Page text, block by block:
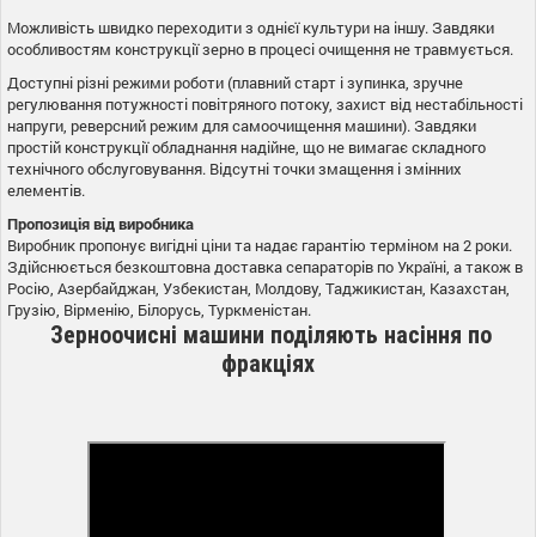
Можливість швидко переходити з однієї культури на іншу. Завдяки
особливостям конструкції зерно в процесі очищення не травмується.
Доступні різні режими роботи (плавний старт і зупинка, зручне
регулювання потужності повітряного потоку, захист від нестабільності
напруги, реверсний режим для самоочищення машини). Завдяки
простій конструкції обладнання надійне, що не вимагає складного
технічного обслуговування. Відсутні точки змащення і змінних
елементів.
Пропозиція від виробника
Виробник пропонує вигідні ціни та надає гарантію терміном на 2 роки.
Здійснюється безкоштовна доставка сепараторів по Україні, а також в
Росію, Азербайджан, Узбекистан, Молдову, Таджикистан, Казахстан,
Грузію, Вірменію, Білорусь, Туркменістан.
Зерноочисні машини поділяють насіння по
фракціях